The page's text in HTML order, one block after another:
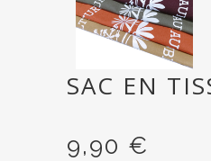
SAC EN
9,90 €